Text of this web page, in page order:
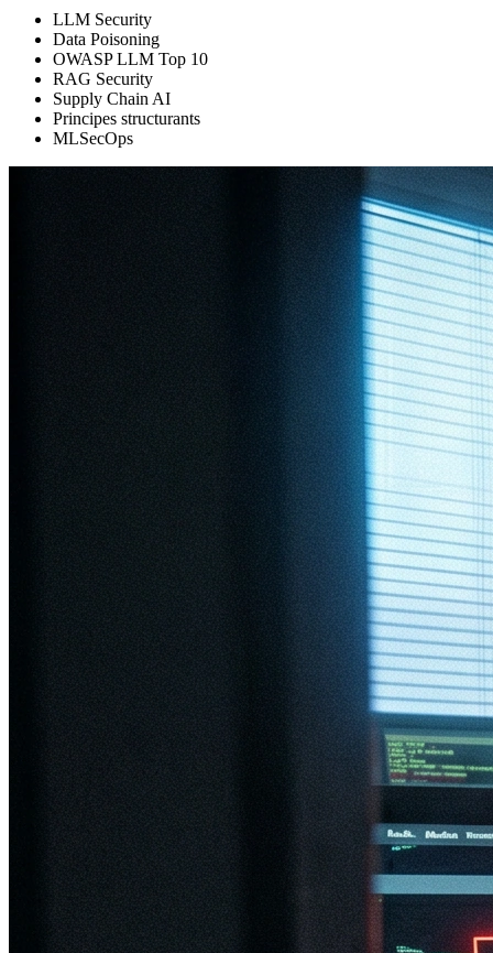
LLM Security
Data Poisoning
OWASP LLM Top 10
RAG Security
Supply Chain AI
Principes structurants
MLSecOps